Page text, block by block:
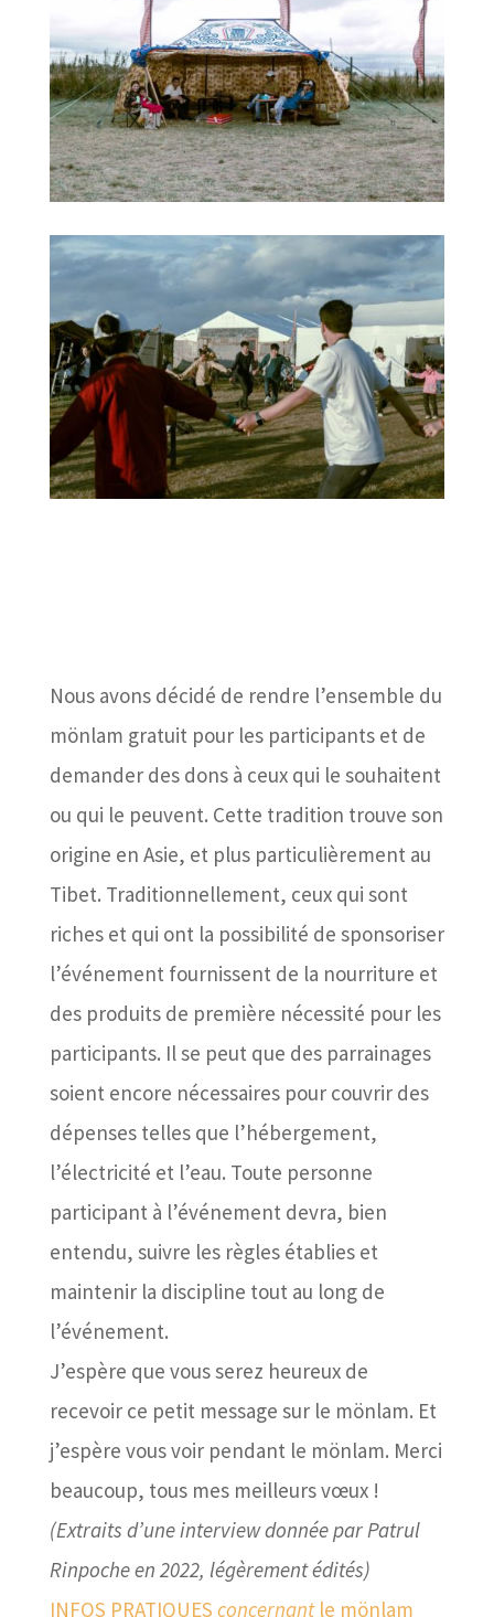
Nous avons décidé de rendre l’ensemble du
mönlam gratuit pour les participants et de
demander des dons à ceux qui le souhaitent
ou qui le peuvent. Cette tradition trouve son
origine en Asie, et plus particulièrement au
Tibet. Traditionnellement, ceux qui sont
riches et qui ont la possibilité de sponsoriser
l’événement fournissent de la nourriture et
des produits de première nécessité pour les
participants. Il se peut que des parrainages
soient encore nécessaires pour couvrir des
dépenses telles que l’hébergement,
l’électricité et l’eau. Toute personne
participant à l’événement devra, bien
entendu, suivre les règles établies et
maintenir la discipline tout au long de
l’événement.
J’espère que vous serez heureux de
recevoir ce petit message sur le mönlam. Et
j’espère vous voir pendant le mönlam. Merci
beaucoup, tous mes meilleurs vœux !
(Extraits d’une interview donnée par Patrul
Rinpoche en 2022, légèrement édités)
INFOS PRATIQUES concernantle mönlam